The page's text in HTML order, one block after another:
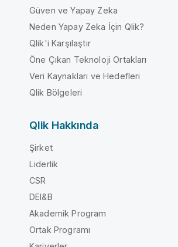
Güven ve Yapay Zeka
Neden Yapay Zeka İçin Qlik?
Qlik'i Karşılaştır
Öne Çıkan Teknoloji Ortakları
Veri Kaynakları ve Hedefleri
Qlik Bölgeleri
Qlik Hakkında
Şirket
Liderlik
CSR
DEI&B
Akademik Program
Ortak Programı